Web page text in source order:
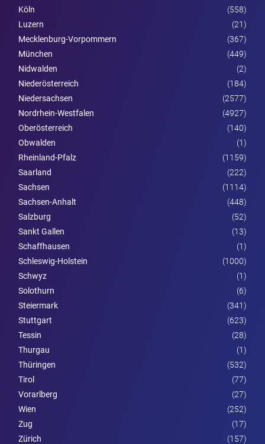
Köln
(558)
Luzern
(21)
Mecklenburg-Vorpommern
(367)
München
(449)
Nidwalden
(2)
Nieder­österreich
(184)
Niedersachsen
(2577)
Nordrhein-Westfalen
(4927)
Ober­österreich
(140)
Obwalden
(1)
Rheinland-Pfalz
(1159)
Saarland
(222)
Sachsen
(1114)
Sachsen-Anhalt
(448)
Salzburg
(52)
Sankt Gallen
(13)
Schaffhausen
(1)
Schleswig-Holstein
(1000)
Schwyz
(1)
Solothurn
(6)
Steier­mark
(341)
Stuttgart
(623)
Tessin
(28)
Thurgau
(1)
Thüringen
(532)
Tirol
(77)
Vorarl­berg
(27)
Wien
(252)
Zug
(17)
Zürich
(157)